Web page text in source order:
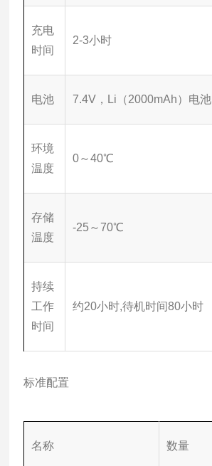
充电
时间
2-3小时
电池 7.4V，Li（2000mAh）电池
环境
温度
0～40℃
存储
温度
-25～70℃
持续
工作
时间
约20小时,待机时间80小时
标准配置
名称 数量